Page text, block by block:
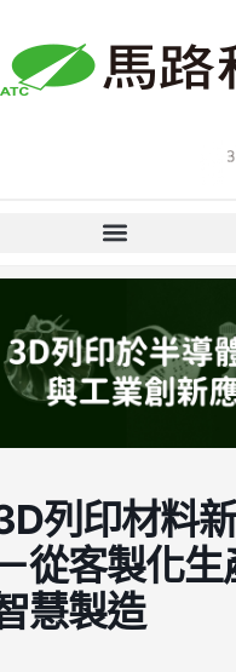
列印材料
從客製化生
慧製造